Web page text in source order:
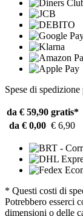
Spese di spedizione
da € 59,90 gratis*
da € 0,00 € 6,90
* Questi costi di
Potrebbero esserci
dimensioni o delle